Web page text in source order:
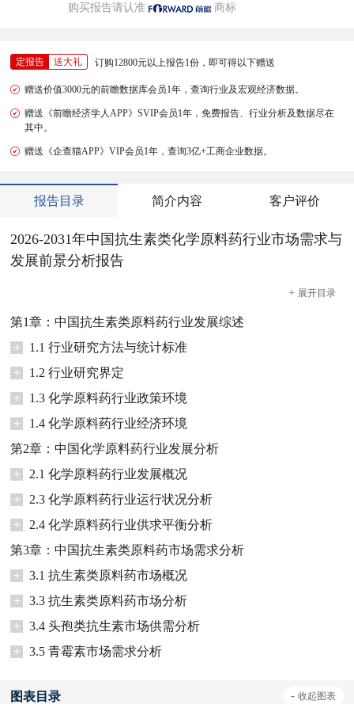
购买报告请认准
商标
定报告 送大礼 订购12800元以上报告1份，即可得以下赠送
赠送价值3000元的前瞻数据库会员1年，查询行业及宏观经济数据。
赠送《前瞻经济学人APP》SVIP会员1年，免费报告、行业分析及数据尽在
其中。
赠送《企查猫APP》VIP会员1年，查询3亿+工商企业数据。
报告目录 简介内容 客户评价
2026-2031年中国抗生素类化学原料药行业市场需求与
发展前景分析报告
+ 展开目录
第1章：中国抗生素类原料药行业发展综述
+
1.1 行业研究方法与统计标准
+
1.2 行业研究界定
+
1.3 化学原料药行业政策环境
+
1.4 化学原料药行业经济环境
第2章：中国化学原料药行业发展分析
+
2.1 化学原料药行业发展概况
+
2.3 化学原料药行业运行状况分析
+
2.4 化学原料药行业供求平衡分析
第3章：中国抗生素类原料药市场需求分析
+
3.1 抗生素类原料药市场概况
+
3.3 抗生素类原料药市场分析
+
3.4 头孢类抗生素市场供需分析
+
3.5 青霉素市场需求分析
图表目录 - 收起图表